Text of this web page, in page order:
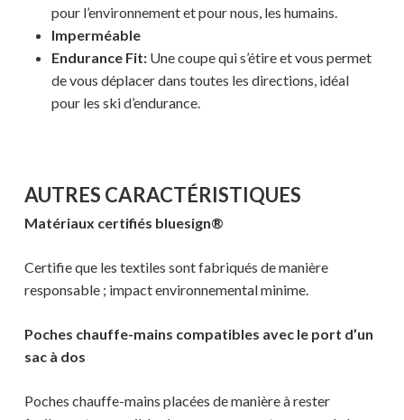
Votre panier est vide.
pour l’environnement et pour nous, les humains.
Imperméable
Endurance Fit:Une coupe qui s’étire et vous permet
de vous déplacer dans toutes les directions, idéal
pour les ski d’endurance.
AUTRES CARACTÉRISTIQUES
Matériaux certifiés bluesign®
Certifie que les textiles sont fabriqués de manière
responsable ; impact environnemental minime.
Poches chauffe-mains compatibles avec le port d’un
sac à dos
Poches chauffe-mains placées de manière à rester